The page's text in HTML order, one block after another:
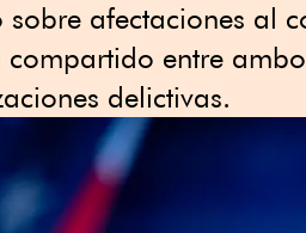
sobre afectaciones al
compartido entre
delictivas.